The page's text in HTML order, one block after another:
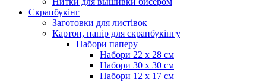
Скрапбукінг
Заготовки для листівок
Картон, папір для скрапбукінгу
Набори паперу
Набори 22 х 28 см
Набори 30 х 30 см
Набори 12 х 17 см